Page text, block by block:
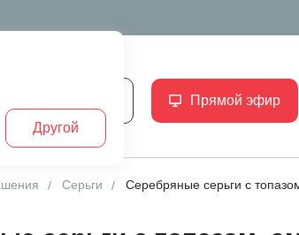
Другой
Прямой эфир
Серьги Серебряные серьги с